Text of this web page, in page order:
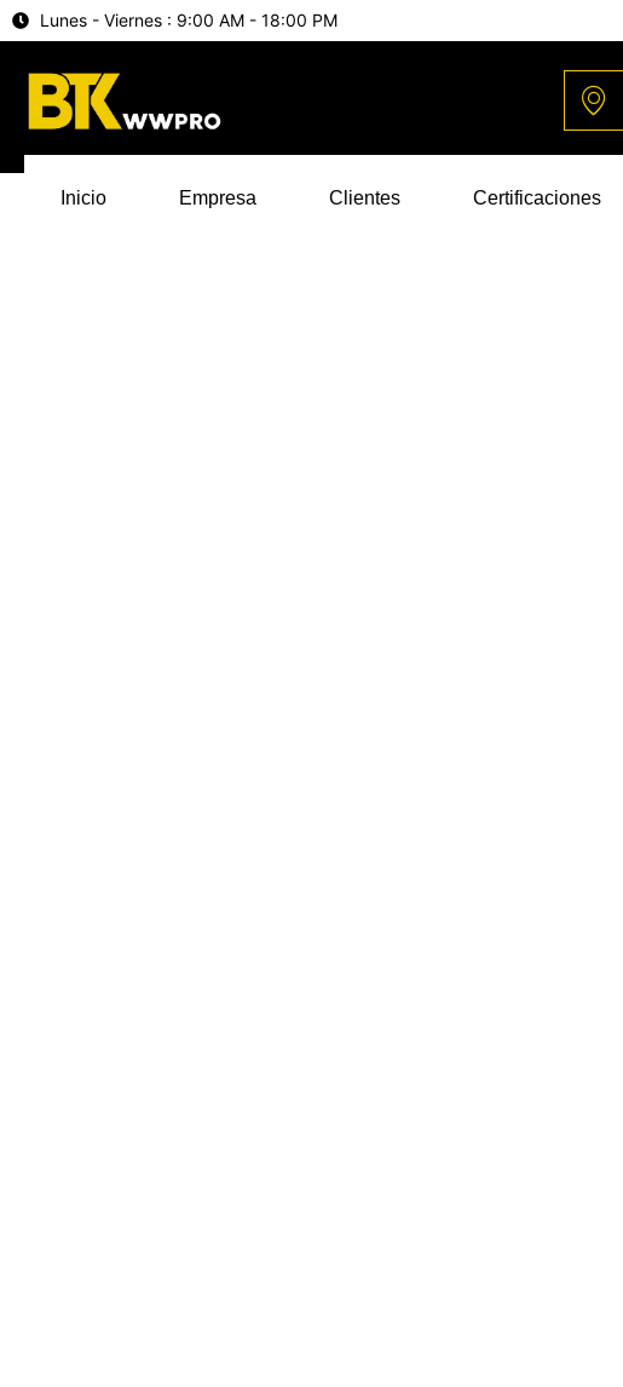
Lunes - Viernes : 9:00 AM - 18:00 PM
Inicio Empresa Clientes Certificaciones